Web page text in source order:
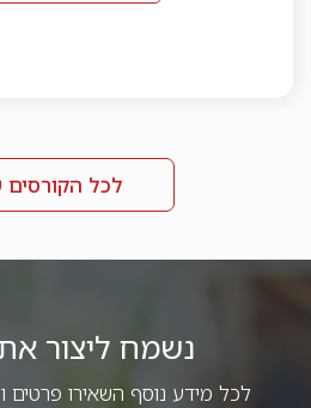
לכל הקורסים
נשמח ליצור
לכל מידע נוסף השאירו פרטים